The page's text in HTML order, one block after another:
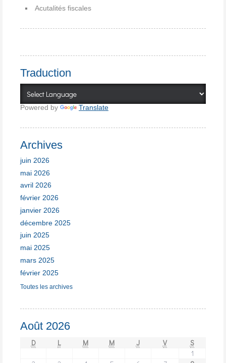
Acutalités fiscales
Traduction
Powered by Translate
Archives
juin 2026
mai 2026
avril 2026
février 2026
janvier 2026
décembre 2025
juin 2025
mai 2025
mars 2025
février 2025
Toutes les archives
Août 2026
D L M M J V
S
1